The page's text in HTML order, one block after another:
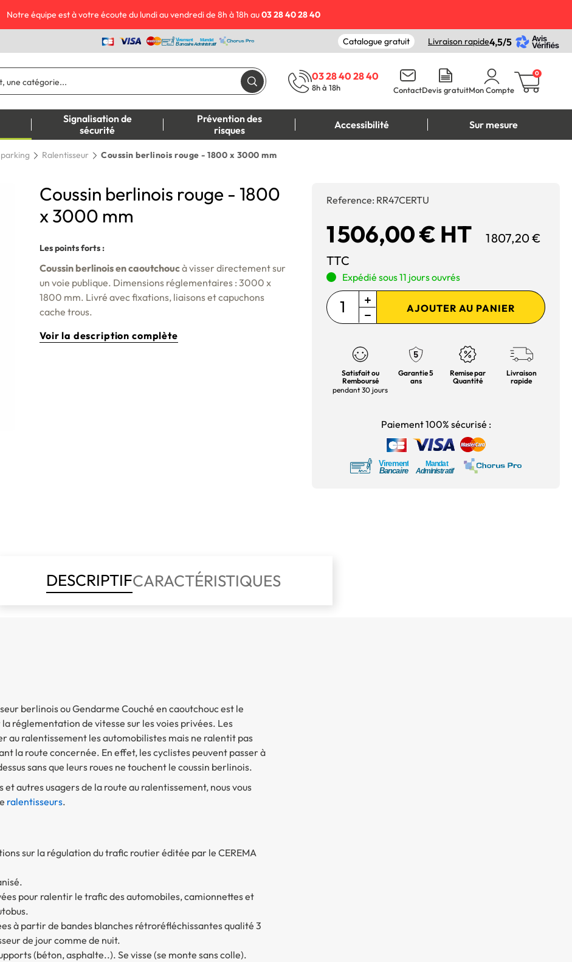
Notre équipe est à votre écoute du lundi au vendredi de 8h à 18h au03 28 40 28 40
Catalogue gratuit Livraison rapide4,5/5
03 28 40 28 40
8h à 18h ContactDevis gratuitMon Compte
0
Signalisation de
sécurité
Prévention des
risques
Accessibilité Sur mesure
Ralentisseur Coussin berlinois rouge - 1800 x 3000 mm
Coussin berlinois rouge - 1800
x 3000 mm
Les points forts :
Coussin berlinois en caoutchoucà visser directement sur
un voie publique. Dimensions réglementaires : 3000 x
1800 mm. Livré avec fixations, liaisons et capuchons
cache trous.
Voir la description complète
Reference: RR47CERTU
1 506,00 € HT
1 807,20 €
TTC
Expédié sous 11 jours ouvrés
AJOUTER AU PANIER
Satisfait ou
Remboursé
pendant 30 jours
Garantie 5
ans
Remise par
Quantité
Livraison
rapide
Paiement 100% sécurisé :
DESCRIPTIFCARACTÉRISTIQUES
berlinois ou Gendarme Couché en caoutchouc est le
réglementation de vitesse sur les voies privées. Les
au ralentissement les automobilistes mais ne ralentit pas
la route concernée. En effet, les cyclistes peuvent passer à
sans que leurs roues ne touchent le coussin berlinois.
autres usagers de la route au ralentissement, nous vous
ralentisseurs.
sur la régulation du trafic routier éditée par le CEREMA
pour ralentir le trafic des automobiles, camionnettes et
à partir de bandes blanches rétroréfléchissantes qualité 3
de jour comme de nuit.
(béton, asphalte..). Se visse (se monte sans colle).